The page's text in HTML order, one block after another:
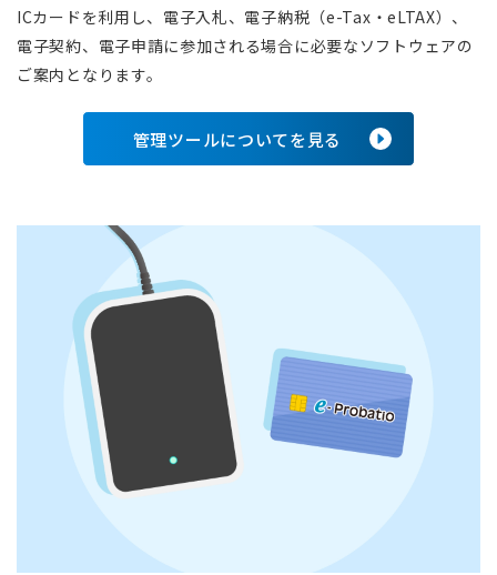
ICカードを利用し、電子入札、電子納税（e-Tax・eLTAX）、
電子契約、電子申請に参加される場合に必要なソフトウェアの
ご案内となります。
管理ツールについてを見る